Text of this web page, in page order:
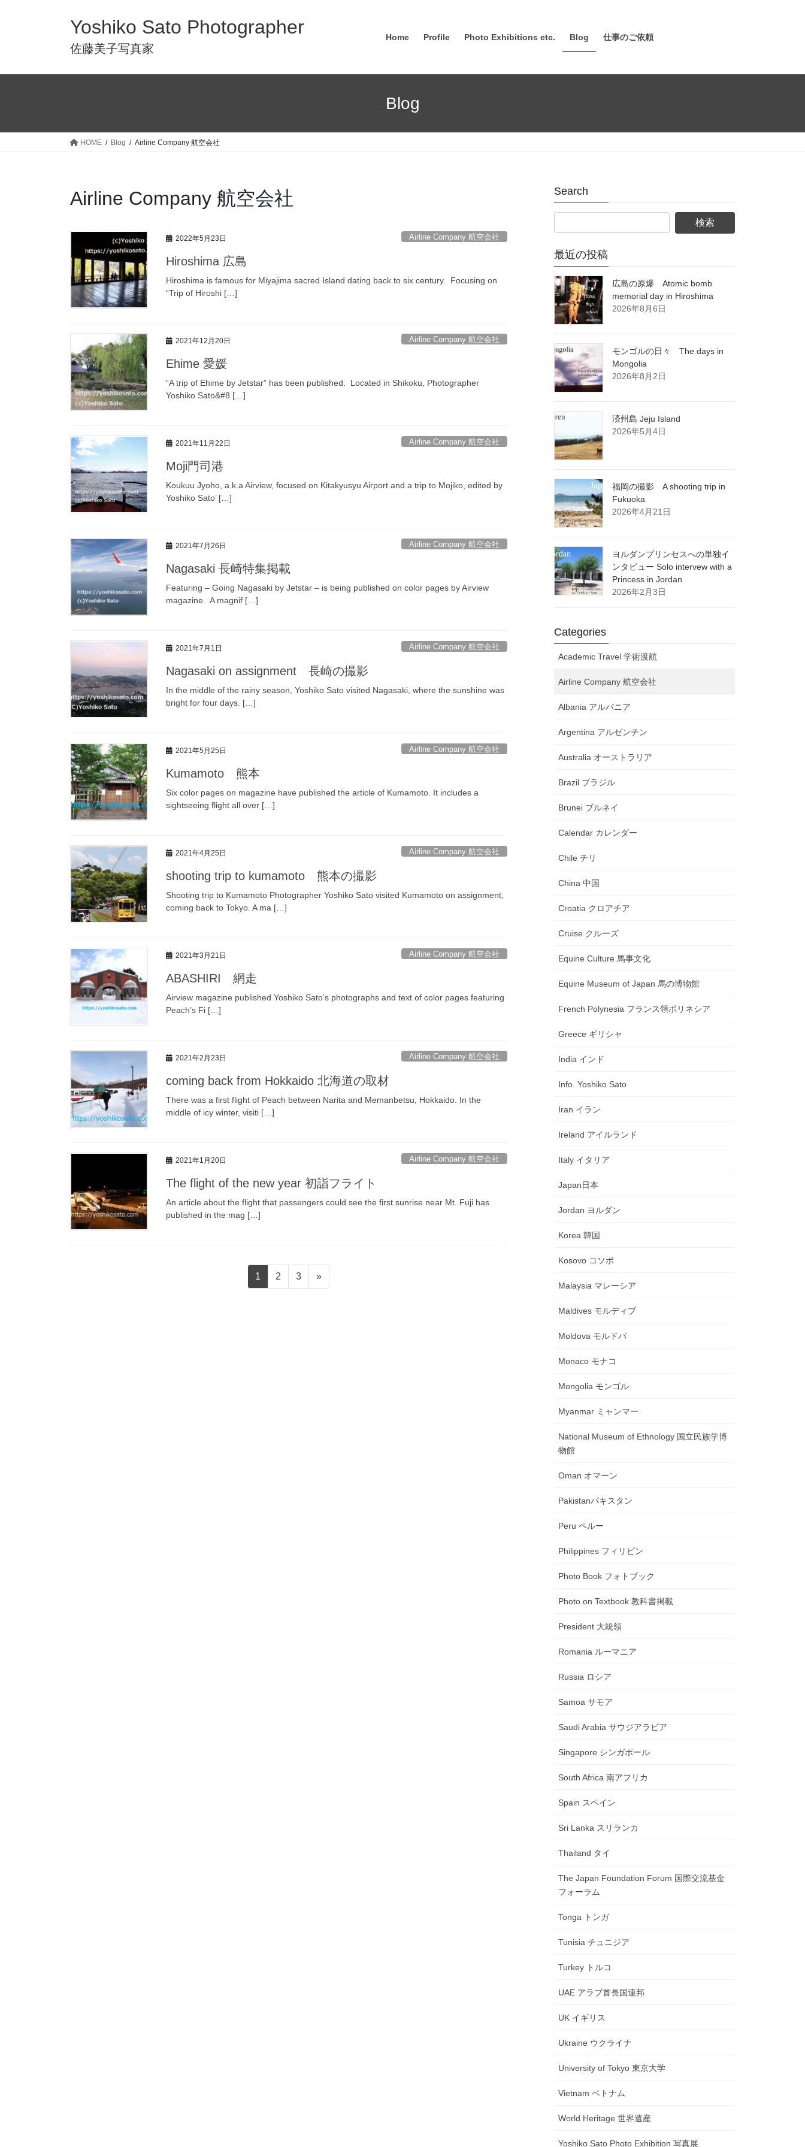
Yoshiko Sato Photographer
佐藤美子写真家
Home Profile Photo Exhibitions etc. Blog 仕事のご依頼
Blog
HOME Blog Airline Company 航空会社
Airline Company 航空会社
2022年5月23日 Airline Company 航空会社
Hiroshima 広島
Hiroshima is famous for Miyajima sacred Island dating back to six century. Focusing on
“Trip of Hiroshi […]
2021年12月20日 Airline Company 航空会社
Ehime 愛媛
“A trip of Ehime by Jetstar” has been published. Located in Shikoku, Photographer
Yoshiko Sato&#8 […]
2021年11月22日 Airline Company 航空会社
Moji門司港
Koukuu Jyoho, a.k.a Airview, focused on Kitakyusyu Airport and a trip to Mojiko, edited by
Yoshiko Sato’ […]
2021年7月26日 Airline Company 航空会社
Nagasaki 長崎特集掲載
Featuring – Going Nagasaki by Jetstar – is being published on color pages by Airview
magazine. A magnif […]
2021年7月1日 Airline Company 航空会社
Nagasaki on assignment 長崎の撮影
In the middle of the rainy season, Yoshiko Sato visited Nagasaki, where the sunshine was
bright for four days. […]
2021年5月25日 Airline Company 航空会社
Kumamoto 熊本
Six color pages on magazine have published the article of Kumamoto. It includes a
sightseeing flight all over […]
2021年4月25日 Airline Company 航空会社
shooting trip to kumamoto 熊本の撮影
Shooting trip to Kumamoto Photographer Yoshiko Sato visited Kumamoto on assignment,
coming back to Tokyo. A ma […]
2021年3月21日 Airline Company 航空会社
ABASHIRI 網走
Airview magazine published Yoshiko Sato’s photographs and text of color pages featuring
Peach’s Fi […]
2021年2月23日 Airline Company 航空会社
coming back from Hokkaido 北海道の取材
There was a first flight of Peach between Narita and Memanbetsu, Hokkaido. In the
middle of icy winter, visiti […]
2021年1月20日 Airline Company 航空会社
The flight of the new year 初詣フライト
An article about the flight that passengers could see the first sunrise near Mt. Fuji has
published in the mag […]
固
定
1
固
定
2
固
定
3 »
Search
最近の投稿
広島の原爆 Atomic bomb
memorial day in Hiroshima
2026年8月6日
モンゴルの日々 The days in
Mongolia
2026年8月2日
済州島 Jeju Island
2026年5月4日
福岡の撮影 A shooting trip in
Fukuoka
2026年4月21日
ヨルダンプリンセスへの単独イ
ンタビュー Solo intervew with a
Princess in Jordan
2026年2月3日
Categories
Academic Travel 学術渡航
Airline Company 航空会社
Albania アルバニア
Argentina アルゼンチン
Australia オーストラリア
Brazil ブラジル
Brunei ブルネイ
Calendar カレンダー
Chile チリ
China 中国
Croatia クロアチア
Cruise クルーズ
Equine Culture 馬事文化
Equine Museum of Japan 馬の博物館
French Polynesia フランス領ポリネシア
Greece ギリシャ
India インド
Info. Yoshiko Sato
Iran イラン
Ireland アイルランド
Italy イタリア
Japan日本
Jordan ヨルダン
Korea 韓国
Kosovo コソボ
Malaysia マレーシア
Maldives モルディブ
Moldova モルドバ
Monaco モナコ
Mongolia モンゴル
Myanmar ミャンマー
National Museum of Ethnology 国立民族学博
物館
Oman オマーン
Pakistanパキスタン
Peru ペルー
Philippines フィリピン
Photo Book フォトブック
Photo on Textbook 教科書掲載
President 大統領
Romania ルーマニア
Russia ロシア
Samoa サモア
Saudi Arabia サウジアラビア
Singapore シンガポール
South Africa 南アフリカ
Spain スペイン
Sri Lanka スリランカ
Thailand タイ
The Japan Foundation Forum 国際交流基金
フォーラム
Tonga トンガ
Tunisia チュニジア
Turkey トルコ
UAE アラブ首長国連邦
UK イギリス
Ukraine ウクライナ
University of Tokyo 東京大学
Vietnam ベトナム
World Heritage 世界遺産
Yoshiko Sato Photo Exhibition 写真展